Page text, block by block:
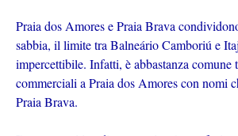
Praia dos Amores e Praia Brava
sabbia, il limite tra Balneário Camboriú e
impercettibile. Infatti, è abbastanza comune
commerciali a Praia dos Amores con nomi
Praia Brava.